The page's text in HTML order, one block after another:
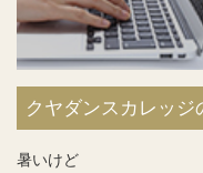
クヤダンスカレッジ
暑いけど